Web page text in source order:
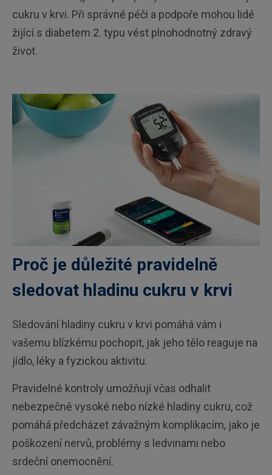
cukru v krvi. Při správné péči a podpoře mohou lidé
žijící s diabetem 2. typu vést plnohodnotný zdravý
život.
Proč je důležité pravidelně
sledovat hladinu cukru v krvi
Sledování hladiny cukru v krvi pomáhá vám i
vašemu blízkému pochopit, jak jeho tělo reaguje na
jídlo, léky a fyzickou aktivitu.
Pravidelné kontroly umožňují včas odhalit
nebezpečně vysoké nebo nízké hladiny cukru, což
pomáhá předcházet závažným komplikacím, jako je
poškození nervů, problémy s ledvinami nebo
srdeční onemocnění.